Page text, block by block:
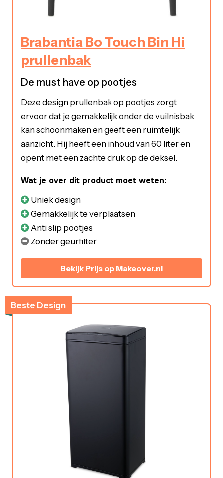
Brabantia Bo Touch Bin Hi
prullenbak
De must have op pootjes
Deze design prullenbak op pootjes zorgt
ervoor dat je gemakkelijk onder de vuilnisbak
kan schoonmaken en geeft een ruimtelijk
aanzicht. Hij heeft een inhoud van 60 liter en
opent met een zachte druk op de deksel.
Wat je over dit product moet weten:
Uniek design
Gemakkelijk te verplaatsen
Anti slip pootjes
Zonder geurfilter
Bekijk Prijs op Makeover.nl
Beste Design